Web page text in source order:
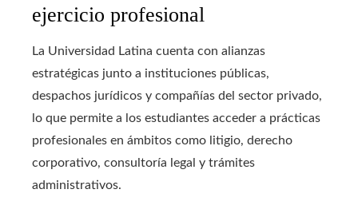
ejercicio profesional
La Universidad Latina cuenta con alianzas
estratégicas junto a instituciones públicas,
despachos jurídicos y compañías del sector privado,
lo que permite a los estudiantes acceder a prácticas
profesionales en ámbitos como litigio, derecho
corporativo, consultoría legal y trámites
administrativos.